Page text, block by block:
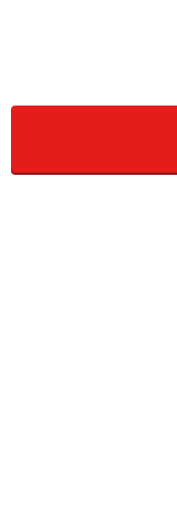
このように多くの